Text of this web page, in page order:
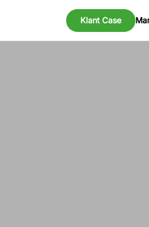
Klant Case